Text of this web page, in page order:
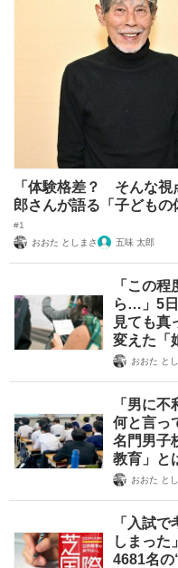
「体験格差？ そんな視
郎さんが語る「子どもの
#1
おおた としまさ
五味 太郎
「この
ら…」5
見ても真
変えた「
おおた と
「男に
何と言っ
名門男子
教育」と
おおた と
「入試
しまった
4681名の